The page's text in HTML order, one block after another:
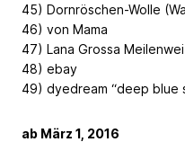
45) Dornröschen-Wolle
46) von Mama
47) Lana Grossa
48) ebay
49) dyedream “deep blue
ab März 1, 2016